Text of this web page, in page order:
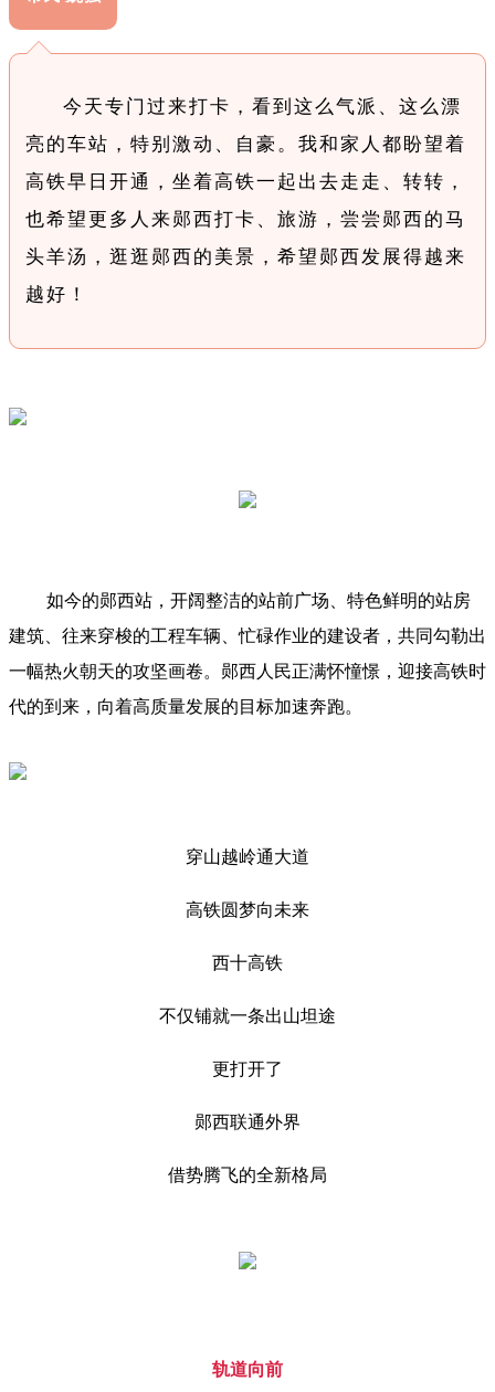
今天专门过来打卡，看到这么气派、这么漂
亮的车站，特别激动、自豪。我和家人都盼望着
高铁早日开通，坐着高铁一起出去走走、转转，
也希望更多人来郧西打卡、旅游，尝尝郧西的马
头羊汤，逛逛郧西的美景，希望郧西发展得越来
越好！
如今的郧西站，开阔整洁的站前广场、特色鲜明的站房
建筑、往来穿梭的工程车辆、忙碌作业的建设者，共同勾勒出
一幅热火朝天的攻坚画卷。郧西人民正满怀憧憬，迎接高铁时
代的到来，向着高质量发展的目标加速奔跑。
穿山越岭通大道
高铁圆梦向未来
西十高铁
不仅铺就一条出山坦途
更打开了
郧西联通外界
借势腾飞的全新格局
轨道向前